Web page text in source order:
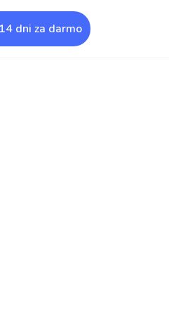
dni za darmo